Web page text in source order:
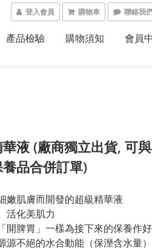
登入會員 購物車 聯絡我
產品檢驗 購物須知 會員
液 (廠商獨立出貨, 可
品合併訂單)
嫩肌膚而開發的超級精華液
活化美肌力
開脾胃」一樣為接下來的保養作
不絕的水合動能（保溼含水量）